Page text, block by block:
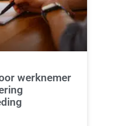
werknemer